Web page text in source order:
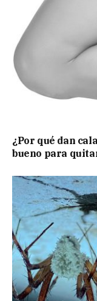
¿Por qué dan
bueno para